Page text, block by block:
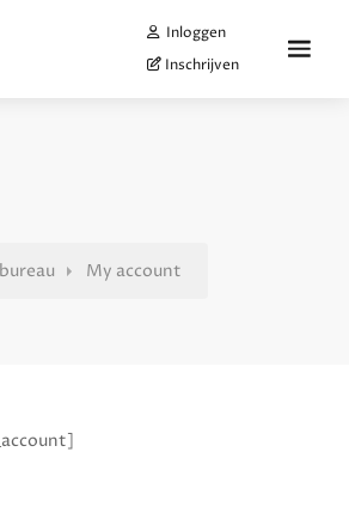
Inloggen
Inschrijven
My account